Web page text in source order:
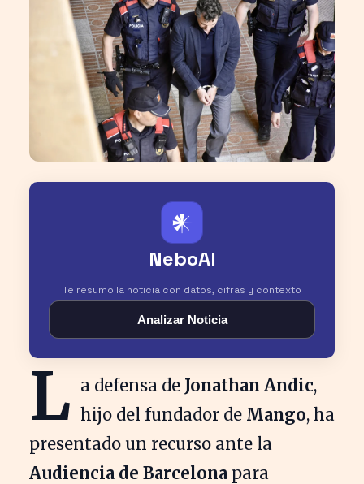
𒀭
NeboAI
Te resumo la noticia con datos, cifras y contexto
Analizar Noticia
L a defensa de Jonathan Andic,
hijo del fundador de Mango, ha
presentado un recurso ante la
Audiencia de Barcelona para